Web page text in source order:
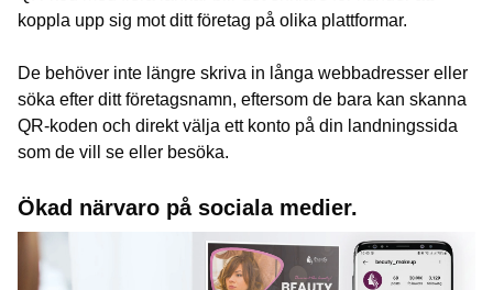
koppla upp sig mot ditt företag på olika plattformar.
De behöver inte längre skriva in långa webbadresser eller
söka efter ditt företagsnamn, eftersom de bara kan skanna
QR-koden och direkt välja ett konto på din landningssida
som de vill se eller besöka.
Ökad närvaro på sociala medier.